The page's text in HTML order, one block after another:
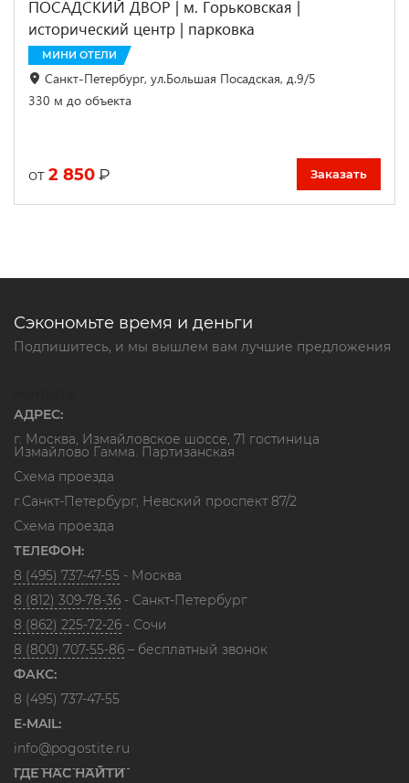
ПОСАДСКИЙ ДВОР | м. Горьковская |
исторический центр | парковка
МИНИ ОТЕЛИ
Санкт-Петербург, ул.Большая Посадская, д.9/5
330 м до объекта
от 2 850 ₽ Заказать
Сэкономьте время и деньги
Подпишитесь, и мы вышлем вам лучшие предложения
АДРЕС:
г. Москва, Измайловское шоссе, 71 гостиница
Измайлово Гамма. Партизанская
Схема проезда
г.Санкт-Петербург, Невский проспект 87/2
Схема проезда
ТЕЛЕФОН:
8 (495) 737-47-55 - Москва
8 (812) 309-78-36 - Санкт-Петербург
8 (862) 225-72-26 - Сочи
8 (800) 707-55-86 – бесплатный звонок
ФАКС:
8 (495) 737-47-55
E-MAIL:
info@pogostite.ru
ГДЕ НАС НАЙТИ